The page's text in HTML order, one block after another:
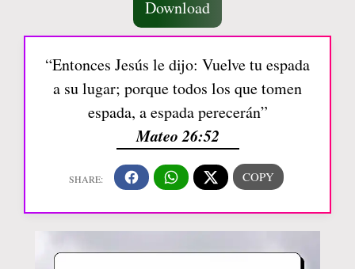
Download
“Entonces Jesús le dijo: Vuelve tu espada
a su lugar; porque todos los que tomen
espada, a espada perecerán”
Mateo 26:52